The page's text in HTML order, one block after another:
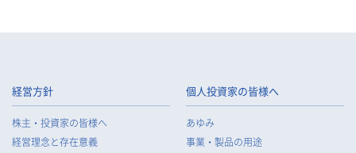
経営方針
株主・投資家の皆様へ
経営理念と存在意義
個人投資家の皆様へ
あゆみ
事業・製品の用途